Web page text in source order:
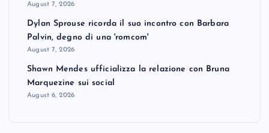
August 7, 2026
Dylan Sprouse ricorda il suo incontro con Barbara
Palvin, degno di una 'romcom'
August 7, 2026
Shawn Mendes ufficializza la relazione con Bruna
Marquezine sui social
August 6, 2026